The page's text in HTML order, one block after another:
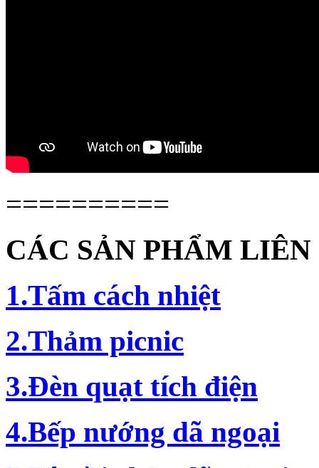
==========
CÁC SẢN PHẨM
1.Tấm cách nhiệt
2.Thảm picnic
3.Đèn quạt tích điện
4.Bếp nướng dã ngoại